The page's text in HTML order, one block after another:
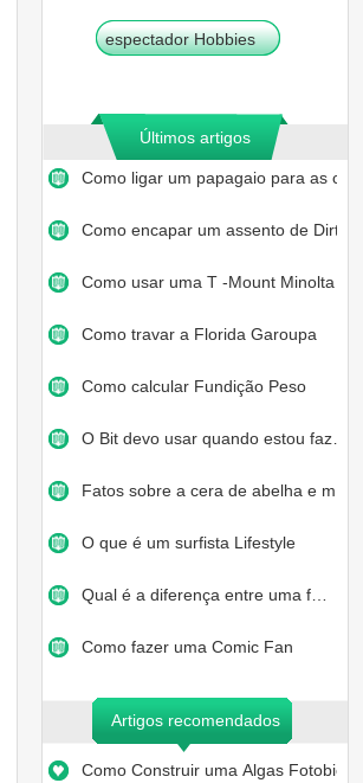
espectador Hobbies
Últimos artigos
Como ligar um papagaio para as c…
Como encapar um assento de Dirt …
Como usar uma T -Mount Minolta M…
Como travar a Florida Garoupa
Como calcular Fundição Peso
O Bit devo usar quando estou faz…
Fatos sobre a cera de abelha e m…
O que é um surfista Lifestyle
Qual é a diferença entre uma f…
Como fazer uma Comic Fan
Artigos recomendados
Como Construir uma Algas Fotobio…